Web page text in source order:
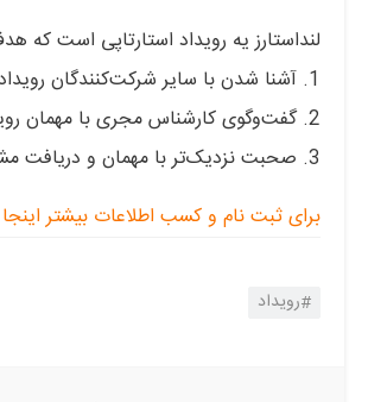
لنداستارز یه رویداد استارتاپی است
1. آشنا شدن با سایر شرکت‌کنندگان رویداد و شبکه‌سازی
2. گفت‌وگوی کارشناس مجری با مهمان رویداد پیرامون تجربیاتش و پرسش‌ و پاسخ شرکت‌کنندگان
3. صحبت نزدیک‌تر با مهمان و دریافت مشاوره
برای ثبت نام و کسب اطلاعات بیشتر
رویداد